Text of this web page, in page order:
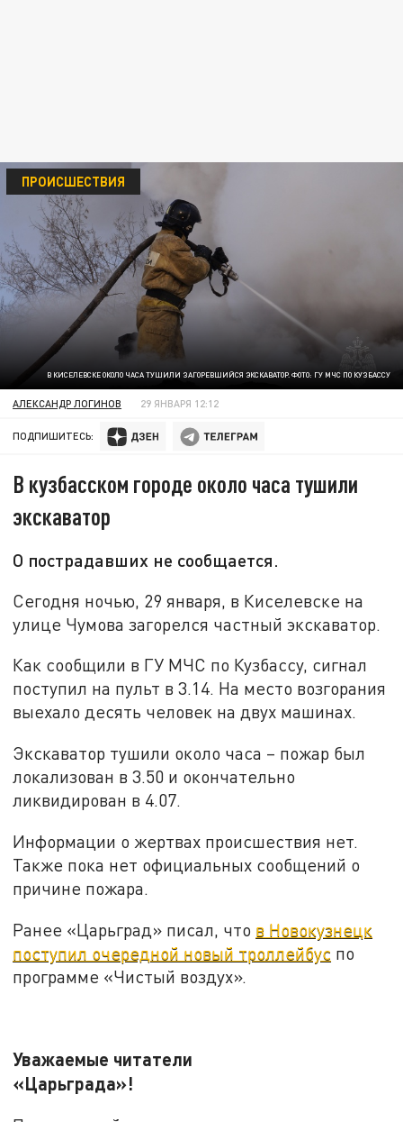
В КИСЕЛЕВСКЕ ОКОЛО ЧАСА ТУШИЛИ ЗАГОРЕВШИЙСЯ ЭКСКАВАТОР. ФОТО: ГУ МЧС ПО КУЗБАССУ
ПРОИСШЕСТВИЯ
АЛЕКСАНДР ЛОГИНОВ 29 ЯНВАРЯ 12:12
ПОДПИШИТЕСЬ:
В кузбасском городе около часа тушили
экскаватор
О пострадавших не сообщается.
Сегодня ночью, 29 января, в Киселевске на
улице Чумова загорелся частный экскаватор.
Как сообщили в ГУ МЧС по Кузбассу, сигнал
поступил на пульт в 3.14. На место возгорания
выехало десять человек на двух машинах.
Экскаватор тушили около часа – пожар был
локализован в 3.50 и окончательно
ликвидирован в 4.07.
Информации о жертвах происшествия нет.
Также пока нет официальных сообщений о
причине пожара.
Ранее «Царьград» писал, что в Новокузнецк
поступил очередной новый троллейбус по
программе «Чистый воздух».
Уважаемые читатели
«Царьграда»!